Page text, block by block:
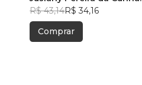
Pedagógicas
dos Santos
R$ 43,14R$ 34,16
Comprar